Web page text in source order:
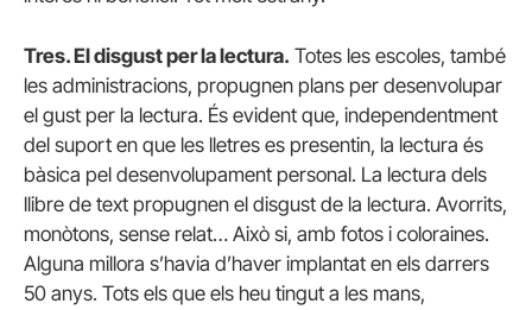
Tres. El disgust per la lectura. Totes les escoles, també
les administracions, propugnen plans per desenvolupar
el gust per la lectura. És evident que, independentment
del suport en que les lletres es presentin, la lectura és
bàsica pel desenvolupament personal. La lectura dels
llibre de text propugnen el disgust de la lectura. Avorrits,
monòtons, sense relat… Això si, amb fotos i coloraines.
Alguna millora s’havia d’haver implantat en els darrers
50 anys. Tots els que els heu tingut a les mans,